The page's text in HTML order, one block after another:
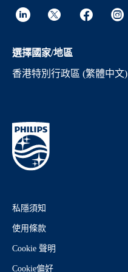
選擇國家/地區
香港特別行政區 (繁體中文)
私隱須知
使用條款
Cookie 聲明
Cookie偏好